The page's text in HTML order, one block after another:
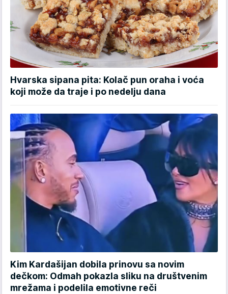
Hvarska sipana pita: Kolač pun oraha i voća
koji može da traje i po nedelju dana
Kim Kardašijan dobila prinovu sa novim
dečkom: Odmah pokazla sliku na društvenim
mrežama i podelila emotivne reči